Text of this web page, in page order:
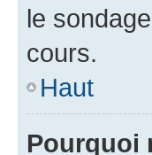
le
cours.
Haut
Pourquoi